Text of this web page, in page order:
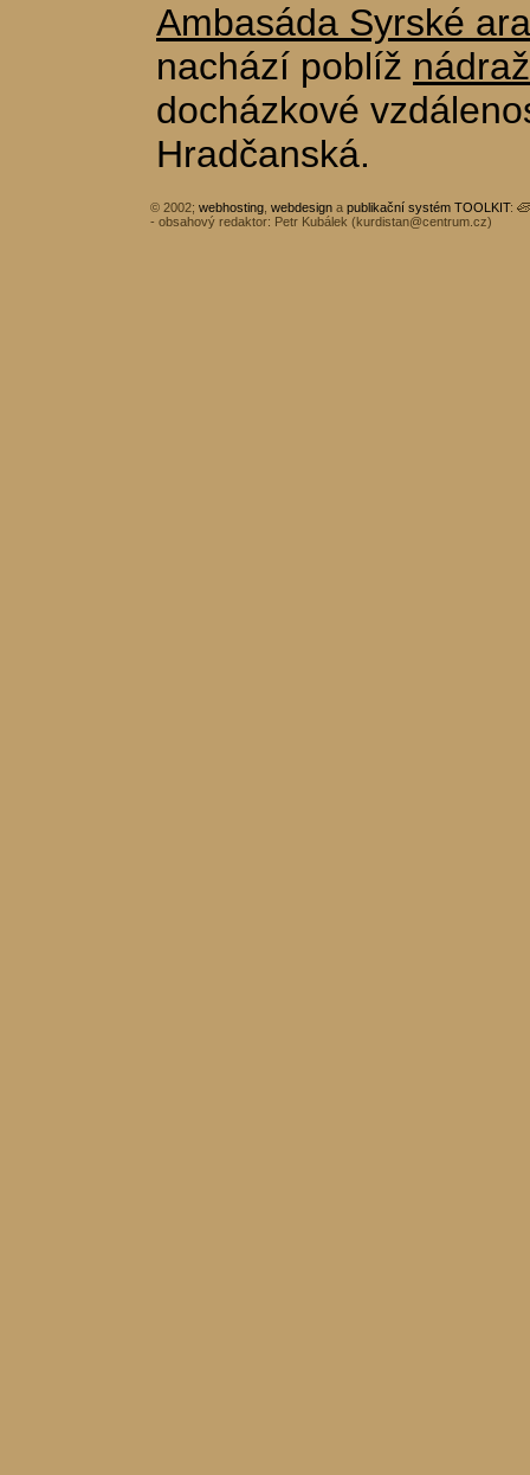
Ambasáda Syrské
nachází poblíž
docházkové
Hradčanská.
© 2002; webhosting webdesign a publikační systém TOOLKIT:
- obsahový redaktor: Petr Kubálek (kurdistan@centrum.cz)